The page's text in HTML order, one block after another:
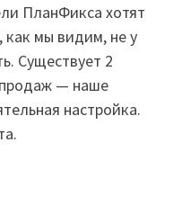
ПланФикса хотят
как мы видим, не у
Существует 2
продаж — наше
настройка.